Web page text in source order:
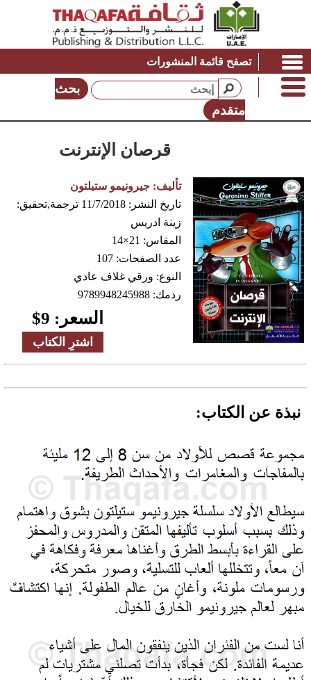
تصفح قائمة المنشورات
بحث
متقدم
قرصان الإنترنت
تأليف: جيرونيمو ستيلتون
تاريخ النشر: 11/7/2018 ترجمة,تحقيق:
زينة ادريس
المقاس: 21×14
عدد الصفحات: 107
النوع: ورقي غلاف عادي
ردمك: 9789948245988
السعر: 9
$
اشترِ الكتاب
نبذة عن الكتاب: